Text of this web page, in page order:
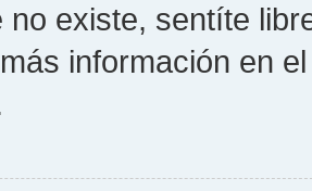
no existe, sentíte
información en